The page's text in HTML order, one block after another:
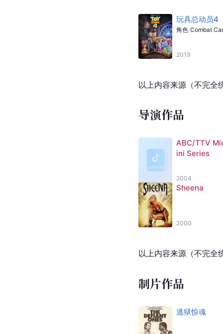
玩具总动员4
角色 Combat
2019
以上内容来源（不完全
导演作品
ABC/TTV
ini Series
2004
Sheena
2000
以上内容来源（不完全
制片作品
逃狱惊魂